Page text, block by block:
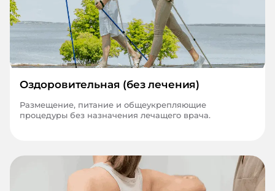
Оздоровительная (без лечения)
Размещение, питание и общеукрепляющие
процедуры без назначения лечащего врача.